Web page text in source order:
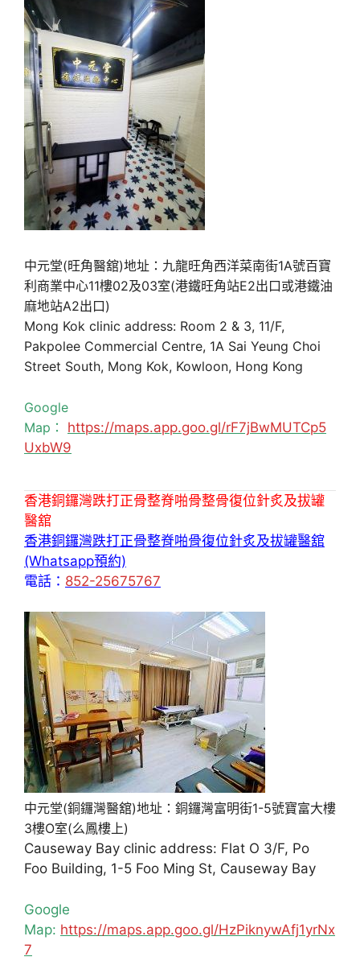
中元堂(旺角醫舘)地址：九龍旺角西洋菜南街1A號百寶
利商業中心11樓02及03室(港鐵旺角站E2出口或港鐵油
麻地站A2出口)
Mong Kok clinic address: Room 2 & 3, 11/F,
Pakpolee Commercial Centre, 1A Sai Yeung Choi
Street South, Mong Kok, Kowloon, Hong Kong
Google
Map： https://maps.app.goo.gl/rF7jBwMUTCp5
UxbW9
香港銅鑼灣跌打正骨整脊啪骨整骨復位針炙及拔罐
醫舘
香港銅鑼灣跌打正骨整脊啪骨復位針炙及拔罐醫舘
(Whatsapp預約)
電話： 852-25675767
中元堂(銅鑼灣醫舘)地址：銅鑼灣富明街1-5號寶富大樓
3樓O室(么鳳樓上)
Causeway Bay clinic address: Flat O 3/F, Po
Foo Building, 1-5 Foo Ming St, Causeway Bay
Google
Map: https://maps.app.goo.gl/HzPiknywAfj1yrNx
7